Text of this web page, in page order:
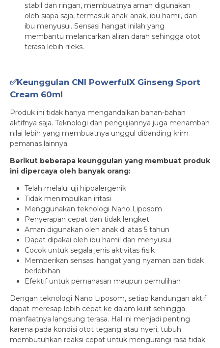
stabil dan ringan, membuatnya aman digunakan
oleh siapa saja, termasuk anak-anak, ibu hamil, dan
ibu menyusui. Sensasi hangat inilah yang
membantu melancarkan aliran darah sehingga otot
terasa lebih rileks.
✅Keunggulan CNI PowerfulX Ginseng Sport
Cream 60ml
Produk ini tidak hanya mengandalkan bahan-bahan
aktifnya saja. Teknologi dan pengujiannya juga menambah
nilai lebih yang membuatnya unggul dibanding krim
pemanas lainnya.
Berikut beberapa keunggulan yang membuat produk
ini dipercaya oleh banyak orang:
Telah melalui uji hipoalergenik
Tidak menimbulkan iritasi
Menggunakan teknologi Nano Liposom
Penyerapan cepat dan tidak lengket
Aman digunakan oleh anak di atas 5 tahun
Dapat dipakai oleh ibu hamil dan menyusui
Cocok untuk segala jenis aktivitas fisik
Memberikan sensasi hangat yang nyaman dan tidak
berlebihan
Efektif untuk pemanasan maupun pemulihan
Dengan teknologi Nano Liposom, setiap kandungan aktif
dapat meresap lebih cepat ke dalam kulit sehingga
manfaatnya langsung terasa. Hal ini menjadi penting
karena pada kondisi otot tegang atau nyeri, tubuh
membutuhkan reaksi cepat untuk mengurangi rasa tidak